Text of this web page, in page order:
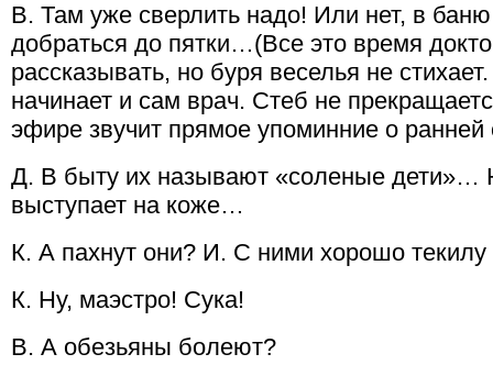
В. Там уже сверлить надо! Или нет, в
добраться до пятки…(Все это время
рассказывать, но буря веселья не
начинает и сам врач. Стеб не
эфире звучит прямое упоминние о
Д. В быту их называют «соленые дети»…
выступает на коже…
К. А пахнут они? И. С ними хорошо текилу
К. Ну, маэстро! Сука!
В. А обезьяны болеют?